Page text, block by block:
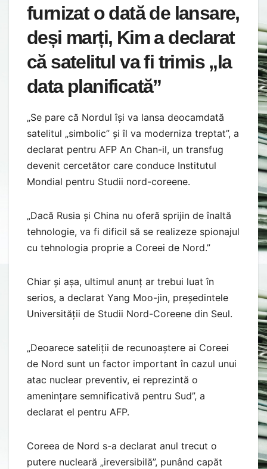
furnizat o dată de lansare,
deși marți, Kim a declarat
că satelitul va fi trimis „la
data planificată”
„Se pare că Nordul își va lansa deocamdată
satelitul „simbolic” și îl va moderniza treptat”, a
declarat pentru AFP An Chan-il, un transfug
devenit cercetător care conduce Institutul
Mondial pentru Studii nord-coreene.
„Dacă Rusia și China nu oferă sprijin de înaltă
tehnologie, va fi dificil să se realizeze spionajul
cu tehnologia proprie a Coreei de Nord.”
Chiar și așa, ultimul anunț ar trebui luat în
serios, a declarat Yang Moo-jin, președintele
Universității de Studii Nord-Coreene din Seul.
„Deoarece sateliții de recunoaștere ai Coreei
de Nord sunt un factor important în cazul unui
atac nuclear preventiv, ei reprezintă o
amenințare semnificativă pentru Sud”, a
declarat el pentru AFP.
Coreea de Nord s-a declarat anul trecut o
putere nucleară „ireversibilă”, punând capăt